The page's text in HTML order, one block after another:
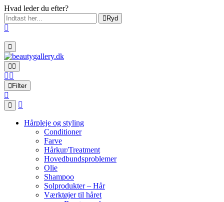
Hvad leder du efter?
Ryd
Filter
Hårpleje og styling
Conditioner
Farve
Hårkur/Treatment
Hovedbundsproblemer
Olie
Shampoo
Solprodukter – Hår
Værktøjer til håret